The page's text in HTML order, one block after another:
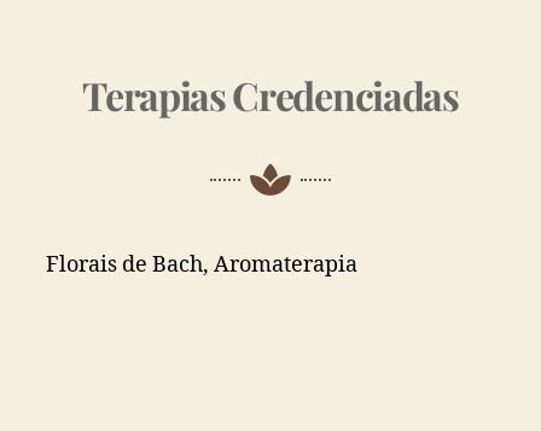
Terapias Credenciadas
Florais de Bach, Aromaterapia